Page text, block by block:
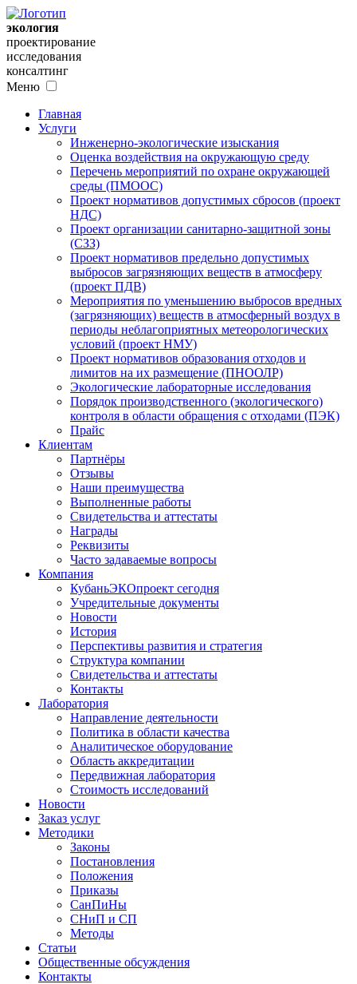
экология
проектирование
исследования
консалтинг
Меню
Главная
Услуги
Инженерно-экологические изыскания
Оценка воздействия на окружающую среду
Перечень мероприятий по охране окружающей
среды (ПМООС)
Проект нормативов допустимых сбросов (проект
НДС)
Проект организации санитарно-защитной зоны
(СЗЗ)
Проект нормативов предельно допустимых
выбросов загрязняющих веществ в атмосферу
(проект ПДВ)
Мероприятия по уменьшению выбросов вредных
(загрязняющих) веществ в атмосферный воздух в
периоды неблагоприятных метеорологических
условий (проект НМУ)
Проект нормативов образования отходов и
лимитов на их размещение (ПНООЛР)
Экологические лабораторные исследования
Порядок производственного (экологического)
контроля в области обращения с отходами (ПЭК)
Прайс
Клиентам
Партнёры
Отзывы
Наши преимущества
Выполненные работы
Свидетельства и аттестаты
Награды
Реквизиты
Часто задаваемые вопросы
Компания
КубаньЭКОпроект сегодня
Учредительные документы
Новости
История
Перспективы развития и стратегия
Структура компании
Свидетельства и аттестаты
Контакты
Лаборатория
Направление деятельности
Политика в области качества
Аналитическое оборудование
Область аккредитации
Передвижная лаборатория
Стоимость исследований
Новости
Заказ услуг
Методики
Законы
Постановления
Положения
Приказы
СанПиНы
СНиП и СП
Методы
Статьи
Общественные обсуждения
Контакты